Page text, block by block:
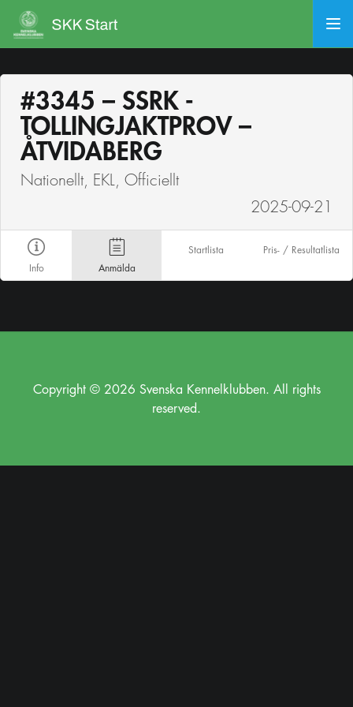
#3345 – SSRK -
TOLLINGJAKTPROV –
ÅTVIDABERG
Nationellt, EKL, Officiellt
2025-09-21
Info Anmälda
Startlista Pris- / Resultatlista
Copyright © 2026 Svenska Kennelklubben. All rights
reserved.